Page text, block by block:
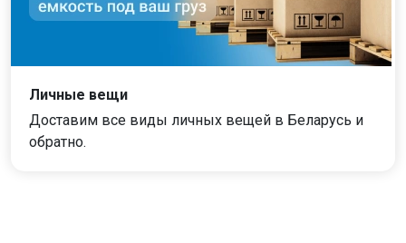
Личные вещи
Доставим все виды личных вещей в Беларусь и
обратно.